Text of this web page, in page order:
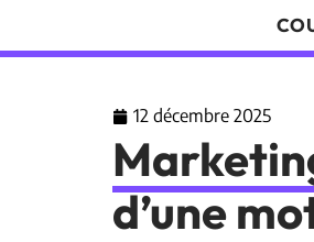
12 décembre 2025
d’une